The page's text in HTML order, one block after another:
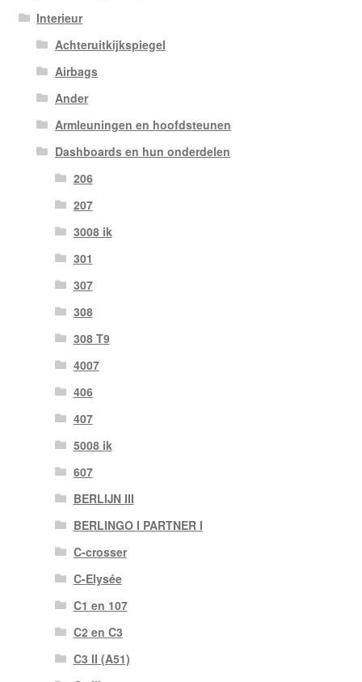
Interieur
Achteruitkijkspiegel
Airbags
Ander
Armleuningen en hoofdsteunen
Dashboards en hun onderdelen
206
207
3008 ik
301
307
308
308 T9
4007
406
407
5008 ik
607
BERLIJN III
BERLINGO I PARTNER I
C-crosser
C-Elysée
C1 en 107
C2 en C3
C3 II (A51)